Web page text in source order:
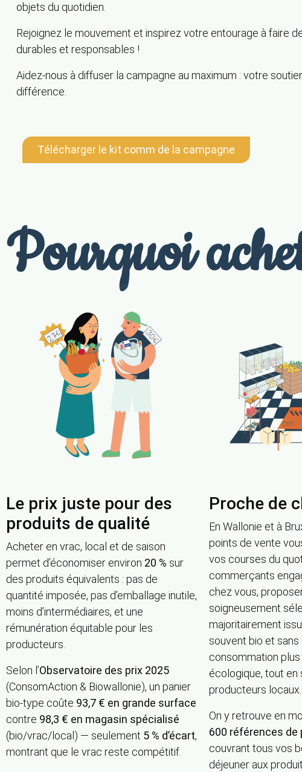
objets du quotidien.
Rejoignez le mouvement et inspirez votre entourage à faire
durables et responsables !
Aidez-nous à diffuser la campagne au maximum : votre
différence.
Télécharger le kit comm de la campagne
Pourquoi
Le prix juste pour des
produits de qualité
Acheter en vrac, local et de saison
permet d’économiser environ 20 % sur
des produits équivalents : pas de
quantité imposée, pas d’emballage inutile,
moins d’intermédiaires, et une
rémunération équitable pour les
producteurs.
Selon l’Observatoire des prix 2025
(ConsomAction & Biowallonie), un panier
bio-type coûte 93,7 € en grande surface
contre 98,3 € en magasin spécialisé
(bio/vrac/local) — seulement 5 % d’écart,
montrant que le vrac reste compétitif.
Proche de
En Wallonie et à
points de vente
vos courses du
commerçants
chez vous,
soigneusement
majoritairement
souvent bio et
consommation
écologique, tout en
producteurs locaux.
On y retrouve en
600 références de
couvrant tous vos
déjeuner aux